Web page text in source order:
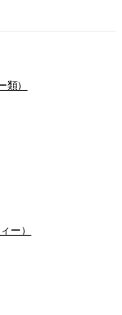
）
ー）